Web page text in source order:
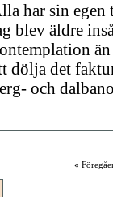
har sin egen
blev äldre
dölja det
och
«